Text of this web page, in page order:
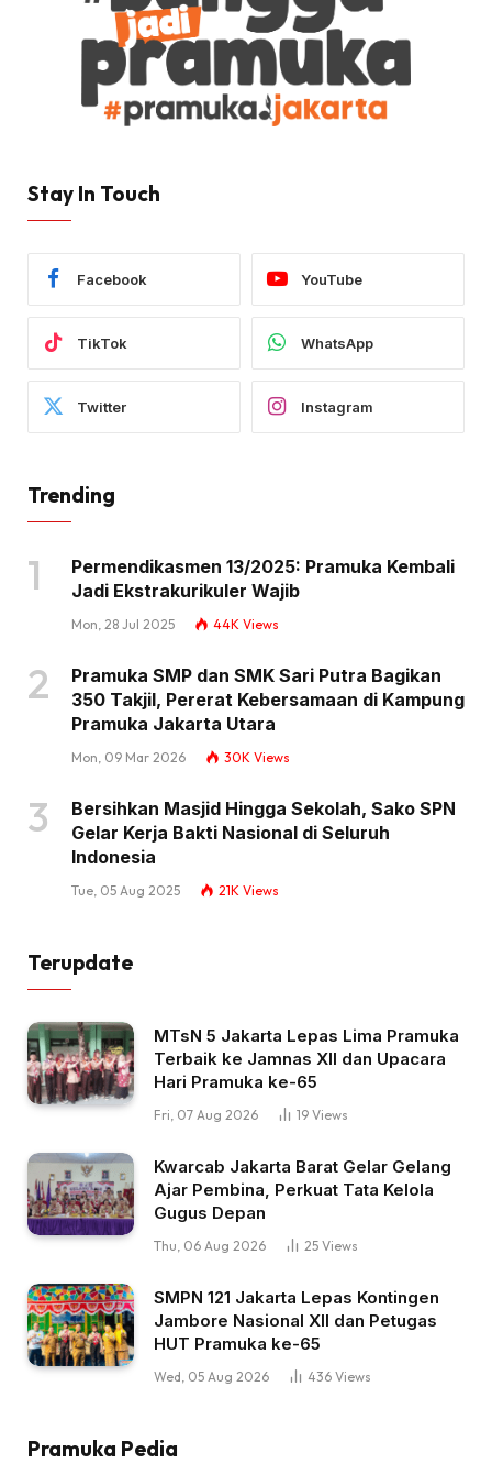
Stay In Touch
Facebook YouTube
TikTok WhatsApp
Twitter Instagram
Trending
Permendikasmen 13/2025: Pramuka Kembali
Jadi Ekstrakurikuler Wajib
Mon, 28 Jul 2025 44K Views
Pramuka SMP dan SMK Sari Putra Bagikan
350 Takjil, Pererat Kebersamaan di Kampung
Pramuka Jakarta Utara
Mon, 09 Mar 2026 30K Views
Bersihkan Masjid Hingga Sekolah, Sako SPN
Gelar Kerja Bakti Nasional di Seluruh
Indonesia
Tue, 05 Aug 2025 21K Views
Terupdate
MTsN 5 Jakarta Lepas Lima Pramuka
Terbaik ke Jamnas XII dan Upacara
Hari Pramuka ke-65
Fri, 07 Aug 2026 19 Views
Kwarcab Jakarta Barat Gelar Gelang
Ajar Pembina, Perkuat Tata Kelola
Gugus Depan
Thu, 06 Aug 2026 25 Views
SMPN 121 Jakarta Lepas Kontingen
Jambore Nasional XII dan Petugas
HUT Pramuka ke-65
Wed, 05 Aug 2026 436 Views
Pramuka Pedia